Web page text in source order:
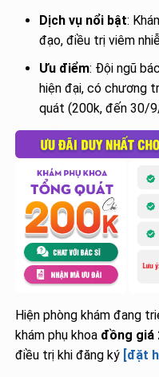
Dịch vụ nổi bật:
đạo, điều trị viêm
Ưu điểm: Đội ngũ
hiện đại, có chương
quát (200k, đến 30/
Hiện phòng khám đang
khám phụ khoa đồng giá
điều trị khi đăng ký [đặt